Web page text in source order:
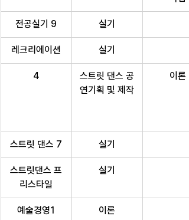
전공실기 9 실기
레크리에이션 실기
4
스트릿 댄스 공
연기획 및 제작
이론
스트릿 댄스 7 실기
스트릿댄스 프
리스타일
실기
예술경영1 이론